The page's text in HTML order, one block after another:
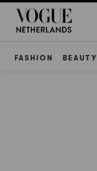
FASHION BEAUTY